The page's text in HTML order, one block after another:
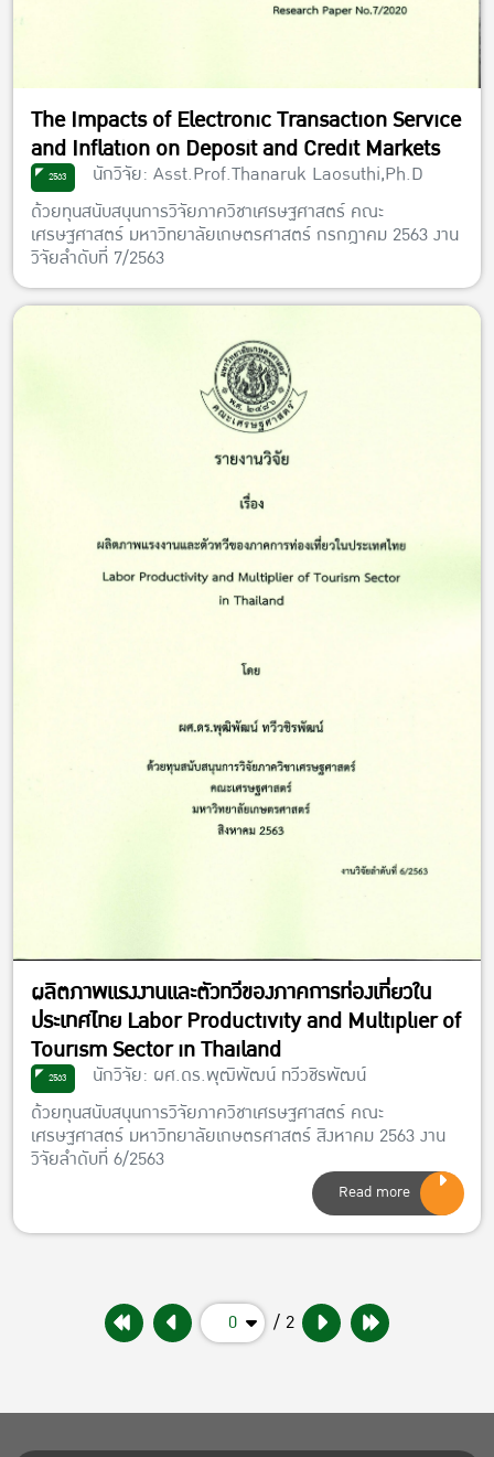
The Impacts of Electronic Transaction Service
and Inflation on Deposit and Credit Markets
2563
นักวิจัย: Asst.Prof.Thanaruk Laosuthi,Ph.D
ด้วยทุนสนับสนุนการวิจัยภาควิชาเศรษฐศาสตร์ คณะ
เศรษฐศาสตร์ มหาวิทยาลัยเกษตรศาสตร์ กรกฎาคม 2563 งาน
วิจัยลำดับที่ 7/2563
ผลิตภาพแรงงานและตัวทวีของภาคการท่องเที่ยวใน
ประเทศไทย Labor Productivity and Multiplier of
Tourism Sector in Thailand
2563
นักวิจัย: ผศ.ดร.พุฒิพัฒน์ ทวีวชิรพัฒน์
ด้วยทุนสนับสนุนการวิจัยภาควิชาเศรษฐศาสตร์ คณะ
เศรษฐศาสตร์ มหาวิทยาลัยเกษตรศาสตร์ สิงหาคม 2563 งาน
วิจัยลำดับที่ 6/2563
Read more
0 / 2